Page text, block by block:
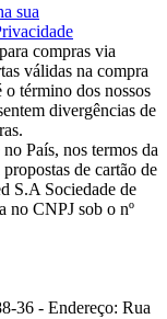
sua
compras via
válidas na compra
o término dos nossos
divergências de
País, nos termos da
de cartão de
S.A Sociedade de
no CNPJ sob o nº
36 - Endereço: Rua